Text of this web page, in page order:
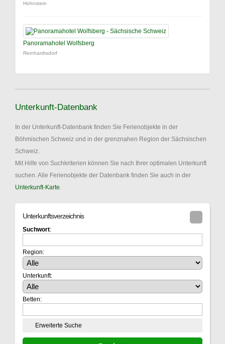
Hohnstein
Panoramahotel Wolfsberg
Reinhardtsdorf
Unterkunft-Datenbank
In der Unterkunft-Datenbank finden Sie Ferienobjekte in der
Böhmischen Schweiz und in der grenznahen Region der Sächsischen
Schweiz.
Mit Hilfe von Suchkriterien können Sie nach Ihrer optimalen Unterkunft
suchen. Alle Ferienobjekte der Datenbank finden Sie auch in der
Unterkunft-Karte
Unterkunftsverzeichnis
Suchwort:
Region:
Unterkunft:
Betten:
Erweiterte Suche